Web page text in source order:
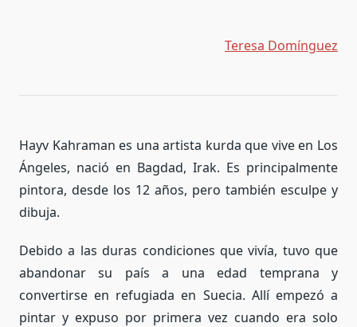
Teresa Domínguez
Hayv Kahraman es una artista kurda que vive en Los
Ángeles, nació en Bagdad, Irak. Es principalmente
pintora, desde los 12 años, pero también esculpe y
dibuja.
Debido a las duras condiciones que vivía, tuvo que
abandonar su país a una edad temprana y
convertirse en refugiada en Suecia. Allí empezó a
pintar y expuso por primera vez cuando era solo